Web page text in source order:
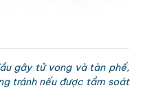
gây tử vong và tàn phế,
tránh nếu được tầm soát